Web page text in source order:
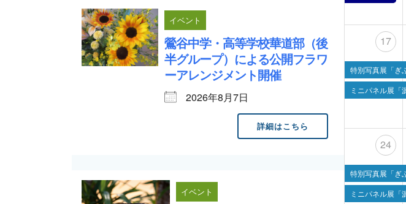
イベント
鶯谷中学・高等学校華道部（後
半グループ）による公開フラワ
ーアレンジメント開催
2026年8月7日
詳細はこちら
イベント
17
特別写真展「ぎ
ミニパネル展「
24
特別写真展「ぎ
ミニパネル展「